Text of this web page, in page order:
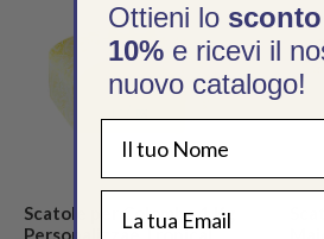
Scatole per Colombe 1 Kg
Personalizzae Tropical
Ottieni lo
10%e ricevi il
nuovo catalogo!